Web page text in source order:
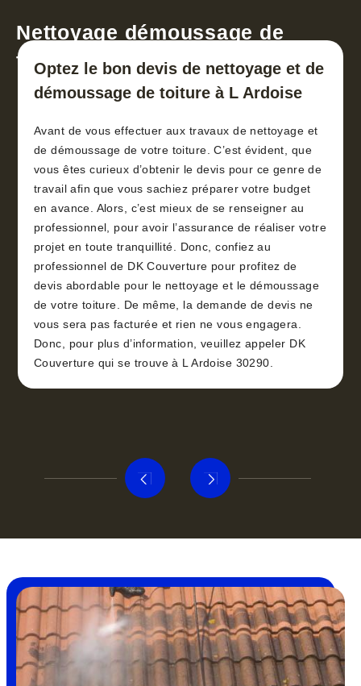
Nettoyage démoussage de
toiture 30
Optez le bon devis de nettoyage et de
démoussage de toiture à L Ardoise
Avant de vous effectuer aux travaux de nettoyage et
de démoussage de votre toiture. C’est évident, que
vous êtes curieux d’obtenir le devis pour ce genre de
travail afin que vous sachiez préparer votre budget
en avance. Alors, c’est mieux de se renseigner au
professionnel, pour avoir l’assurance de réaliser votre
projet en toute tranquillité. Donc, confiez au
professionnel de DK Couverture pour profitez de
devis abordable pour le nettoyage et le démoussage
de votre toiture. De même, la demande de devis ne
vous sera pas facturée et rien ne vous engagera.
Donc, pour plus d’information, veuillez appeler DK
Couverture qui se trouve à L Ardoise 30290.